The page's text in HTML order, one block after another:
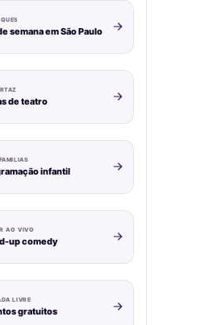
semana em São Paulo
de teatro
infantil
AO VIVO
up comedy
LIVRE
gratuitos